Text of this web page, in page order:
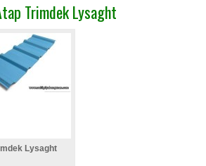
Trimdek Lysaght
Lysaght